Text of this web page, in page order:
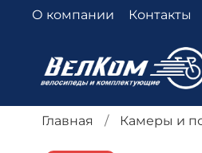
О компании Контакты
Главная Камеры и